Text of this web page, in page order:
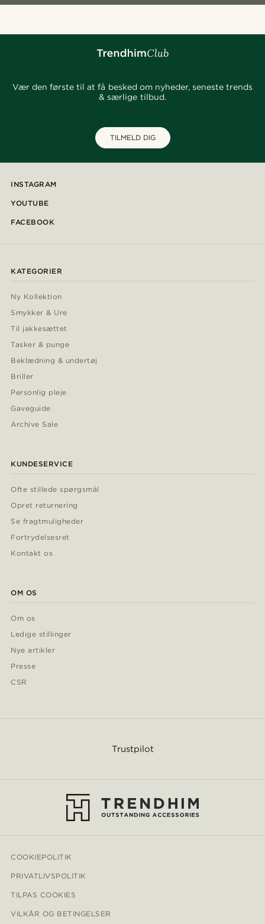
Vær den første til at få besked om nyheder, seneste trends
& særlige tilbud.
TILMELD DIG
INSTAGRAM
YOUTUBE
FACEBOOK
KATEGORIER
Ny Kollektion
Smykker & Ure
Til jakkesættet
Tasker & punge
Beklædning & undertøj
Briller
Personlig pleje
Gaveguide
Archive Sale
KUNDESERVICE
Ofte stillede spørgsmål
Opret returnering
Se fragtmuligheder
Fortrydelsesret
Kontakt os
OM OS
Om os
Ledige stillinger
Nye artikler
Presse
CSR
Trustpilot
COOKIEPOLITIK
PRIVATLIVSPOLITIK
TILPAS COOKIES
VILKÅR OG BETINGELSER